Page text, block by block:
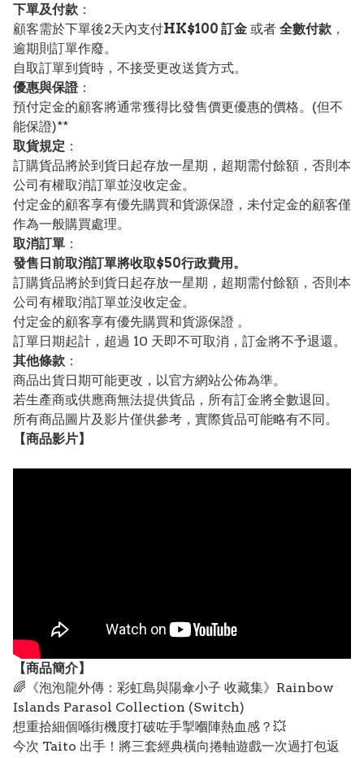
下單及付款 ：
顧客需於下單後2天內支付HK$100 訂金 或者 全數付款 ，
逾期則訂單作廢。
自取訂單到貨時，不接受更改送貨方式。
優惠與保證：
預付定金的顧客將通常獲得比發售價更優惠的價格。(但不
能保證)**
取貨規定 ：
訂購貨品將於到貨日起存放一星期，超期需付餘額，否則本
公司有權取消訂單並沒收定金。
付定金的顧客享有優先購買和貨源保證，未付定金的顧客僅
作為一般購買處理。
取消訂單 ：
發售日前取消訂單將收取$50行政費用。
訂購貨品將於到貨日起存放一星期，超期需付餘額，否則本
公司有權取消訂單並沒收定金。
付定金的顧客享有優先購買和貨源保證 。
訂單日期起計，超過 10 天即不可取消，訂金將不予退還。
其他條款 ：
商品出貨日期可能更改，以官方網站公佈為準。
若生產商或供應商無法提供貨品，所有訂金將全數退回。
所有商品圖片及影片僅供參考，實際貨品可能略有不同。
【商品影片】
【商品簡介】
🌈《泡泡龍外傳：彩虹島與陽傘小子 收藏集》Rainbow
Islands Parasol Collection (Switch)
想重拾細個喺街機度打破咗手掣嗰陣熱血感？💥
今次 Taito 出手！將三套經典橫向捲軸遊戲一次過打包返